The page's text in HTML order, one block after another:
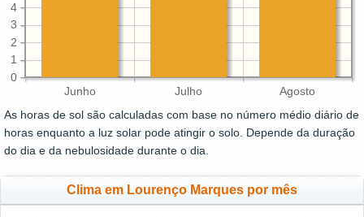
Junho Julho Agosto
0
1
2
3
4
As horas de sol são calculadas com base no número médio diário de
horas enquanto a luz solar pode atingir o solo. Depende da duração
do dia e da nebulosidade durante o dia.
Clima em Lourenço Marques por mês